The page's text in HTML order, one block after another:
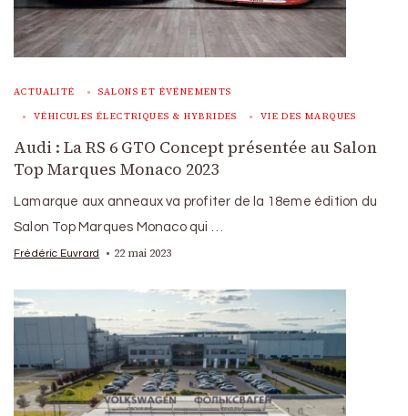
ACTUALITÉ SALONS ET ÉVÉNEMENTS
VÉHICULES ÉLECTRIQUES & HYBRIDES VIE DES MARQUES
Audi : La RS 6 GTO Concept présentée au Salon
Top Marques Monaco 2023
Lamarque aux anneaux va profiter de la 18eme édition du
Salon Top Marques Monaco qui …
Frédéric Euvrard 22 mai 2023